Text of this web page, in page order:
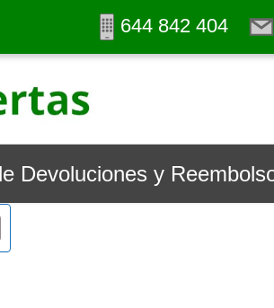
644 842 404
Devoluciones y